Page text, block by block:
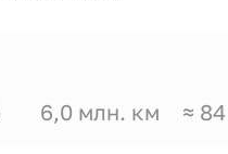
6,0 млн. км ≈